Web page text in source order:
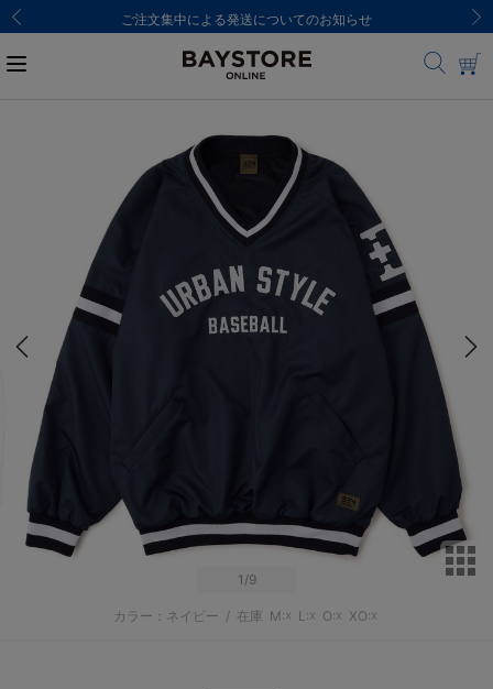
ご注文集中による発送についてのお知らせ
1 /9
カラー：ネイビー / 在庫 M:☓ L:☓ O:☓ XO:☓